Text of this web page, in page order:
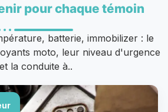
pour chaque témoin
batterie, immobilizer : le
moto, leur niveau d'urgence
et la conduite à..